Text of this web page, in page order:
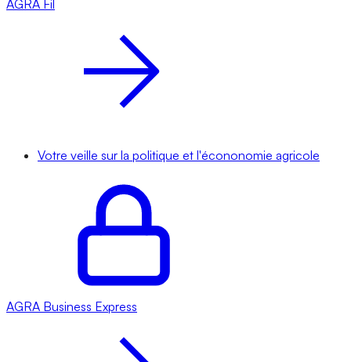
AGRA Fil
Votre veille sur la politique et l'écononomie agricole
AGRA Business Express